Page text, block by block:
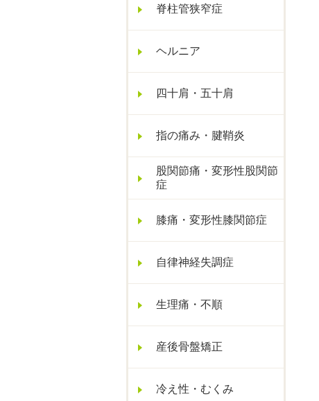
脊柱管狭窄症
ヘルニア
四十肩・五十肩
指の痛み・腱鞘炎
股関節痛・変形性股関節
症
膝痛・変形性膝関節症
自律神経失調症
生理痛・不順
産後骨盤矯正
冷え性・むくみ